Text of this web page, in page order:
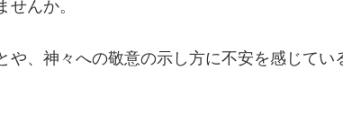
んか。
、神々への敬意の示し方に不安を感じてい